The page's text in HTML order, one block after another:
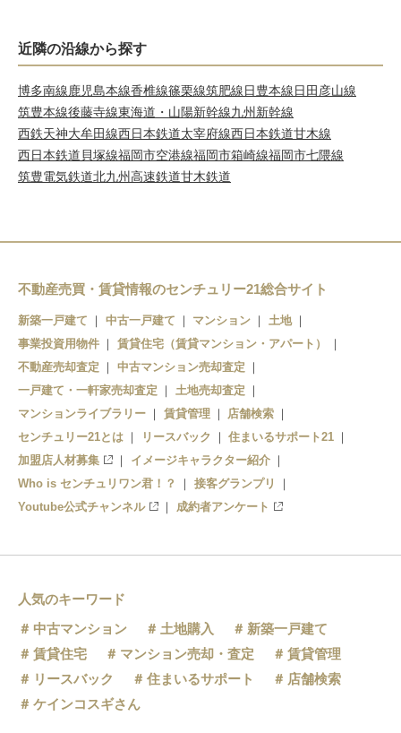
近隣の沿線から探す
博多南線鹿児島本線香椎線篠栗線筑肥線日豊本線日田彦山線
筑豊本線後藤寺線東海道・山陽新幹線九州新幹線
西鉄天神大牟田線西日本鉄道太宰府線西日本鉄道甘木線
西日本鉄道貝塚線福岡市空港線福岡市箱崎線福岡市七隈線
筑豊電気鉄道北九州高速鉄道甘木鉄道
不動産売買・賃貸情報のセンチュリー21総合サイト
新築一戸建て 中古一戸建て マンション
土地
事業投資用物件
賃貸住宅（賃貸マンション・アパート）
不動産売却査定
中古マンション売却査定
一戸建て・一軒家売却査定
土地売却査定
マンションライブラリー
賃貸管理
店舗検索
センチュリー21とは
リースバック
住まいるサポート21
加盟店人材募集
イメージキャラクター紹介
Who is センチュリワン君！？
接客グランプリ
Youtube公式チャンネル
成約者アンケート
人気のキーワード
中古マンション
土地購入
新築一戸建て
賃貸住宅
マンション売却・査定
賃貸管理
リースバック
住まいるサポート
店舗検索
ケインコスギさん